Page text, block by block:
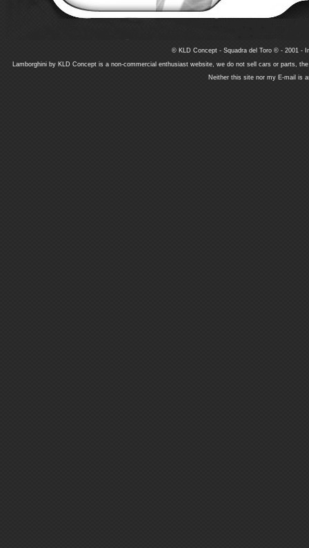
© KLD Concept - Squadra del Toro © - 2001 -
Lamborghini by KLD Concept is a non-commercial enthusiast website, we do not sell cars or parts,
Neither this site nor my E-mail is